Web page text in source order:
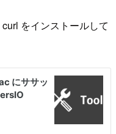
をインストールして